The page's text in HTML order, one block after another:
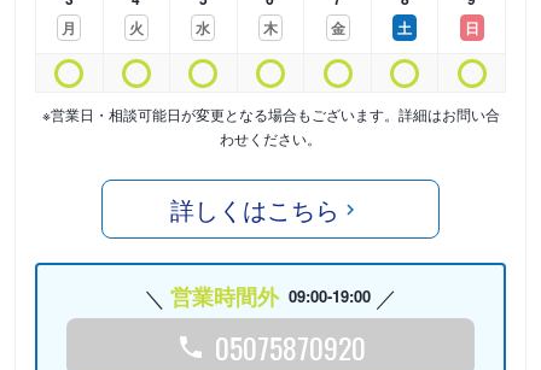
月
火
水
木
金
土
日
※営業日・相談可能日が変更となる場合もございます。詳細はお問い合
わせください。
詳しくはこちら
営業時間外 09:00-19:00
05075870920